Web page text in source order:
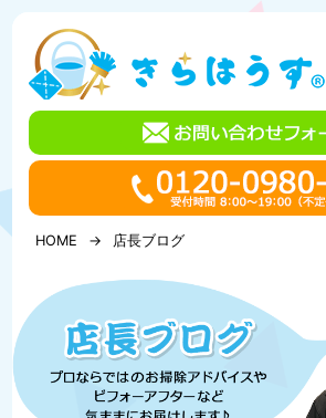
プ
HOME 店長ブログ